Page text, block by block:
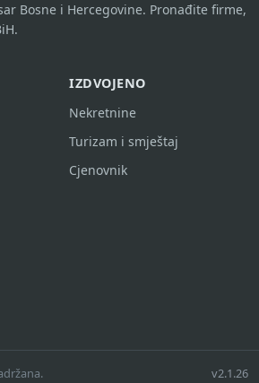
Bosne i Hercegovine. Pronađite firme,
IZDVOJENO
Nekretnine
Turizam i smještaj
Cjenovnik
v2.1.26